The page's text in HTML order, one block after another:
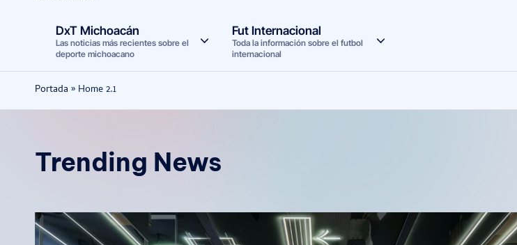
DxT Michoacán
Las noticias más recientes sobre el
deporte michoacano
Fut Internacional
Toda la información sobre el futbol
internacional
Portada » Home 2.1
Trending News